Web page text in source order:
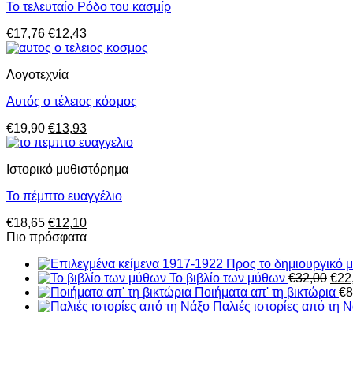
Το τελευταίο Ρόδο του κασμίρ
€17,76 Original
price
€17,76.
€12,43Η
τρέχουσα
Λογοτεχνία
Αυτός ο τέλειος κόσμος
€19,90 Original
price
€19,90.
€13,93Η
τρέχουσα
είναι:
Ιστορικό μυθιστόρημα
Το πέμπτο ευαγγέλιο
€18,65 Original
price
€18,65.
€12,10Η
τρέχουσα
είναι:
€12,10.
Πιο πρόσφατα
Το βιβλίο των μύθων €32,00 €
Ποιήματα απ' τη βικτώρια €
Παλιές ιστορίες από τη